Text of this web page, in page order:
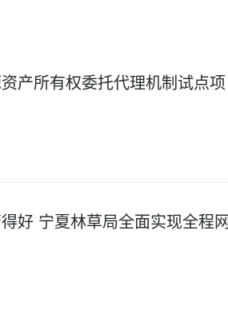
产所有权委托代理机制试点项
好 宁夏林草局全面实现全程网